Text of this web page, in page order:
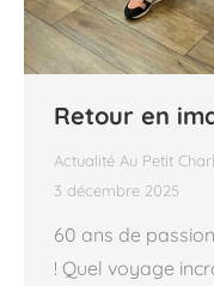
Retour en
Actualité Au Petit
3 décembre 2025
60 ans de
! Quel voyage